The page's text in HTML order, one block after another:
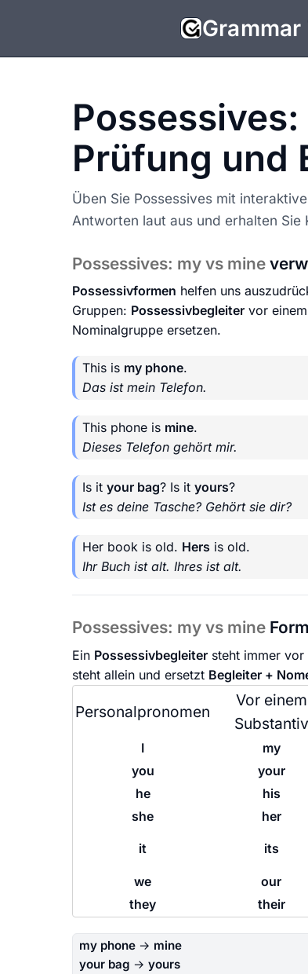
Prüfung und
Üben Sie Possessives mit
Antworten laut aus und erhalten
Possessives: my vs mine
Possessivformen helfen uns
Gruppen: Possessivbegleiter vor
Nominalgruppe ersetzen.
This is my phone.
Das ist mein Telefon.
This phone is mine.
Dieses Telefon gehört mir.
Is it your bag? Is it yours?
Ist es deine Tasche? Gehört sie dir?
Her book is old. Hers is old.
Ihr Buch ist alt. Ihres ist alt.
Possessives: my vs mine Form
Ein Possessivbegleiter steht immer vor
steht allein und ersetzt Begleiter +
Personalpronomen
Vor einem
Substantiv
I my
you
your
he
his
she
her
it its
we
our
they
their
my phone → mine
your bag → yours